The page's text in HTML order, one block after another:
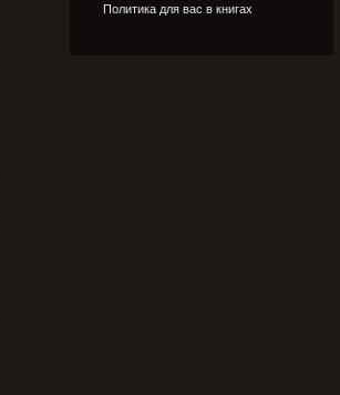
Политика для вас в книгах